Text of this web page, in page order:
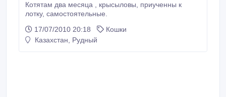
Котятам два месяца , крысыловы, приученны к
лотку, самостоятельные.
17/07/2010 20:18
Кошки
Казахстан, Рудный